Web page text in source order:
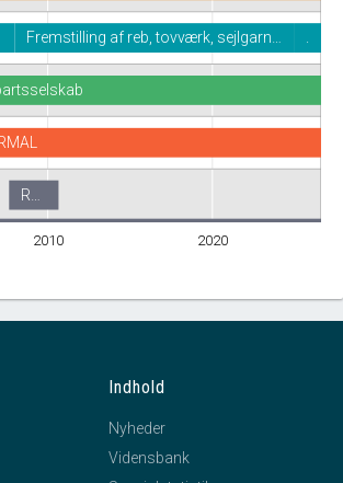
2010 2020
Fremstilling af reb, tovværk, sejlgarn… .
R…
fravalgt
Indhold
Nyheder
Vidensbank